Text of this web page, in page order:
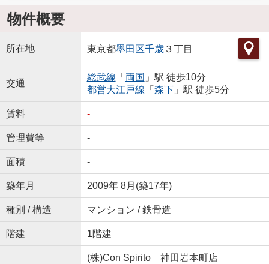
物件概要
所在地 東京都墨田区千歳３丁目
交通
総武線 「 両国 」駅 徒歩10分
都営大江戸線 「 森下」駅 徒歩5分
賃料 -
管理費等 -
面積 -
築年月 2009年 8月(築17年)
種別 / 構造 マンション / 鉄骨造
階建 1階建
(株)Con Spirito 神田岩本町店